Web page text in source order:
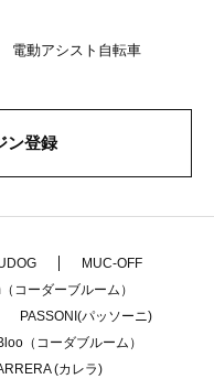
電動アシスト自転車
ン登録
MUC-OFF
コーダーブルーム）
PASSONI(パッソーニ)
（コーダブルーム）
(カレラ)